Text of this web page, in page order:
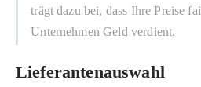
trägt dazu bei, dass Ihre Preise
Unternehmen Geld verdient.
Lieferantenauswahl